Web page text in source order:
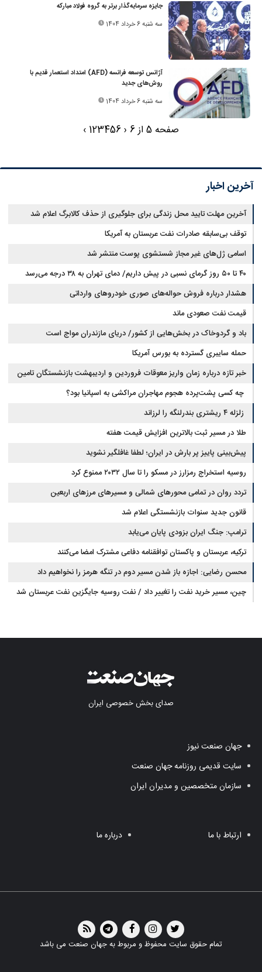
جایزه سرمایه‌گذار برتر به گروه فولاد مبارکه
سه شنبه 6 خرداد 1404
آژانس توسعه فرانسه (AFD) امتداد استعمار قدیم با
روش‌های جدید
سه شنبه 6 خرداد 1404
صفحه 5 از 6 ‹
123456
›
آخرین اخبار
آخرین مهلت تایید محل زندگی برای جلوگیری از حذف کالابرگ اعلام شد
توقف بی‌سابقه صادرات نفت عربستان به آمریکا
اسامی ژل‌های غیر مجاز شستشوی پوست منتشر شد
۴۰ تا ۵۰ روز گرمای نسبی در پیش داریم/ دمای تهران به ۳۸ درجه می‌رسد
هشدار درباره فروش حواله‌های صوری خودروهای وارداتی
قیمت نفت صعودی ماند
باد و گردوخاک در بخش‌هایی از کشور/ دریای مازندران مواج است
حمله سایبری گسترده به بورس آمریکا
خبر تازه درباره زمان واریز معوقات فروردین و اردیبهشت بازنشستگان تامین
اجتماعی
چه کسی پشت‌پرده هجوم مهاجران مراکشی به اسپانیا بود؟
زلزله ۴ ریشتری بندرلنگه را لرزاند
طلا در مسیر ثبت بالاترین افزایش قیمت هفته
پیش‌بینی پاییز پر بارش در ایران؛ لطفا غافلگیر نشوید
روسیه استخراج رمزارز در مسکو را تا سال ۲۰۳۲ ممنوع کرد
تردد روان در تمامی محورهای شمالی و مسیرهای مرزهای اربعین
قانون جدید سنوات بازنشستگی اعلام شد
ترامپ: جنگ ایران بزودی پایان می‌یابد
ترکیه، عربستان و پاکستان توافقنامه دفاعی مشترک امضا می‌کنند
محسن رضایی: اجازه باز شدن مسیر دوم در تنگه هرمز را نخواهیم داد
چین، مسیر خرید نفت را تغییر داد / نفت روسیه جایگزین نفت عربستان شد
صدای بخش خصوصی ایران
جهان صنعت نیوز
سایت قدیمی روزنامه جهان صنعت
سازمان متخصصین و مدیران ایران
ارتباط با ما درباره ما
تمام حقوق سایت محفوظ و مربوط به جهان صنعت می باشد